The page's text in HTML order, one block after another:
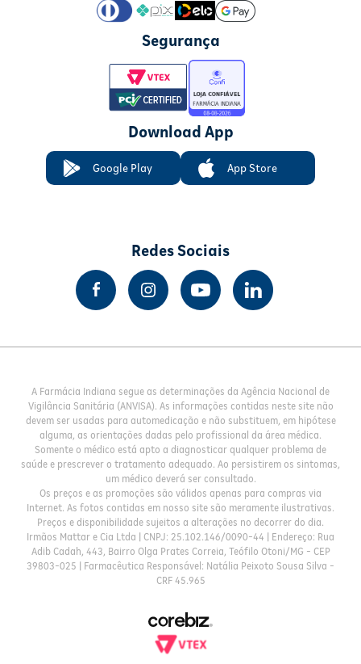
Segurança
Download App
Google Play App Store
Redes Sociais
A Farmácia Indiana segue as determinações da Agência Nacional de
Vigilância Sanitária (ANVISA). As informações contidas neste site não
devem ser usadas para automedicação e não substituem, em hipótese
alguma, as orientações dadas pelo profissional da área médica.
Somente o médico está apto a diagnosticar qualquer problema de
saúde e prescrever o tratamento adequado. Ao persistirem os sintomas,
um médico deverá ser consultado.
Os preços e as promoções são válidos apenas para compras via
Internet. As fotos contidas em nosso site são meramente ilustrativas.
Preços e disponibilidade sujeitos a alterações no decorrer do dia.
Irmãos Mattar e Cia Ltda | CNPJ: 25.102.146/0090-44 | Endereço: Rua
Adib Cadah, 443, Bairro Olga Prates Correia, Teófilo Otoni/MG - CEP
39803-025 | Farmacêutica Responsável: Natália Peixoto Sousa Silva -
CRF 45.965